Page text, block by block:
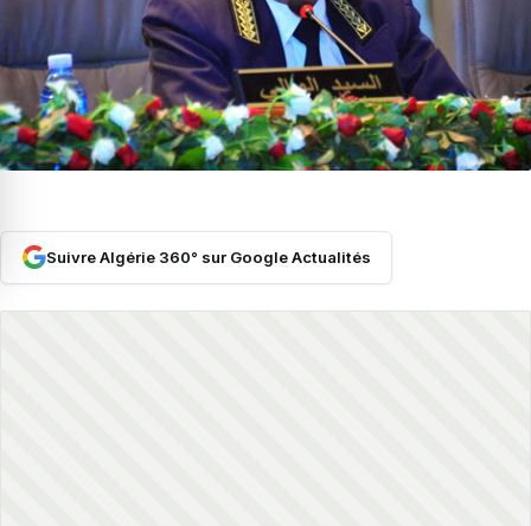
Suivre Algérie 360° sur Google Actualités